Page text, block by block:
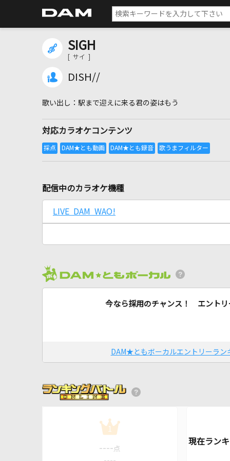
SIGH
[ サイ ]
DISH//
駅まで迎えに来る君の姿はもう
対応カラオケコンテンツ
配信中のカラオケ機種
LIVE DAM WAO!
今なら採用のチャンス！ エントリ
DAM★ともボーカルエントリーラン
1
---- 点